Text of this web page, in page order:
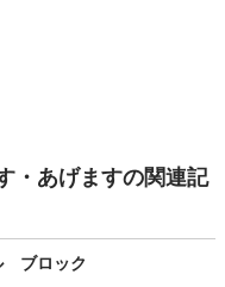
・あげますの関連記
ブロック